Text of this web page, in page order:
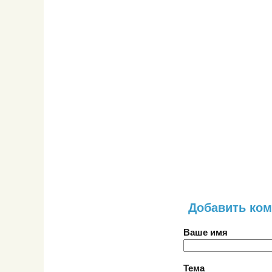
Добавить
Ваше имя
Тема